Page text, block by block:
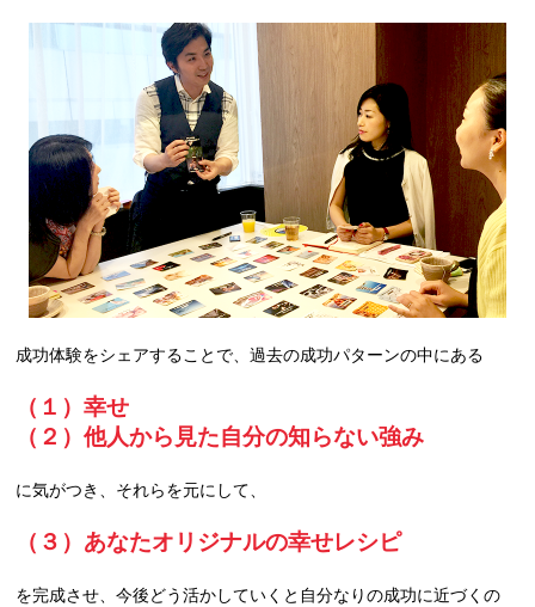
成功体験をシェアすることで、過去の成功パターンの中にある
（１）幸せ
（２）他人から見た自分の知らない強み
に気がつき、それらを元にして、
（３）あなたオリジナルの幸せレシピ
を完成させ、今後どう活かしていくと自分なりの成功に近づくの